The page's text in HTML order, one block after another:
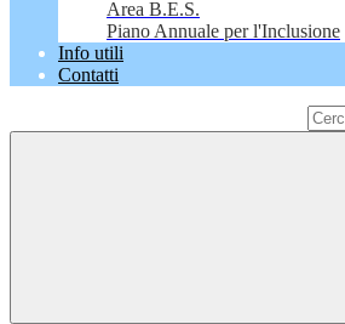
Area B.E.S.
Piano Annuale per l'Inclusione
Info utili
Contatti